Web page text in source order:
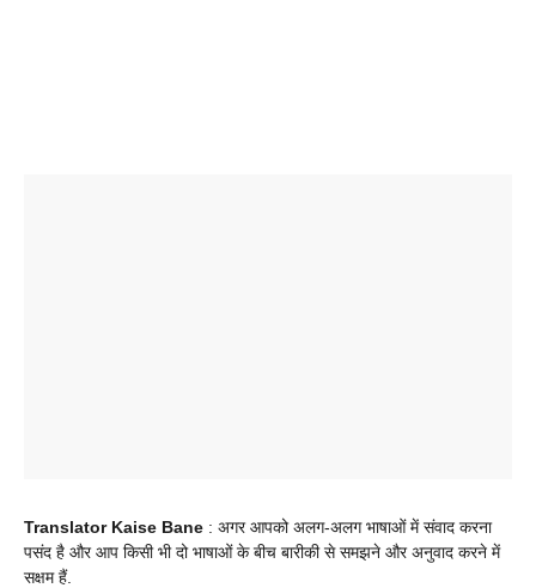
Translator Kaise Bane : अगर आपको अलग-अलग भाषाओं में संवाद करना
पसंद है और आप किसी भी दो भाषाओं के बीच बारीकी से समझने और अनुवाद करने में
सक्षम हैं.